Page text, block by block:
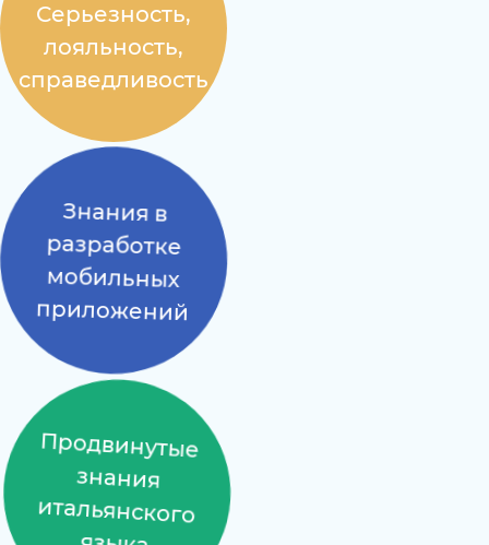
Серьезность,
лояльность,
справедливость
Знания в
разработке
мобильных
приложений
Продвинутые
знания
итальянского